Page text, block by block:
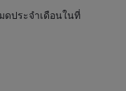
ดประจำเดือนในที่